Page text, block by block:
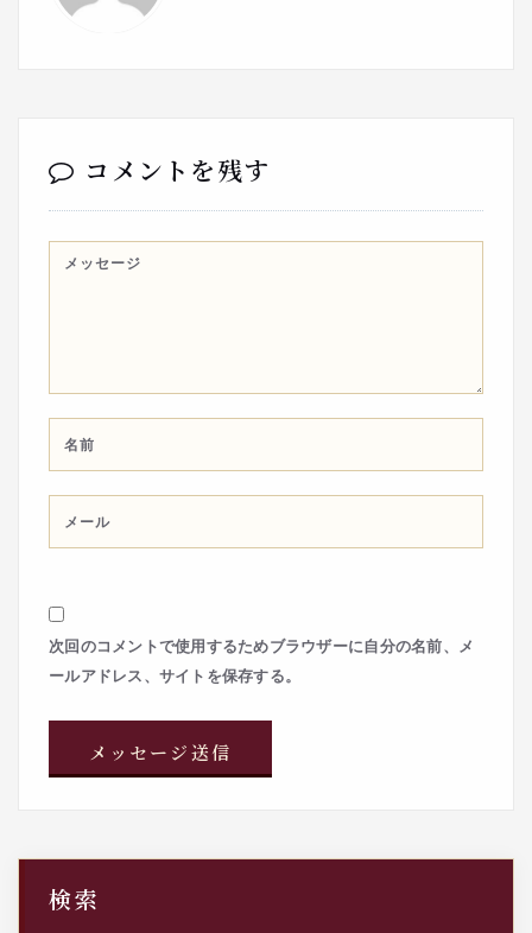
コメントを残す
次回のコメントで使用するためブラウザーに自分の名前、メ
ールアドレス、サイトを保存する。
検索